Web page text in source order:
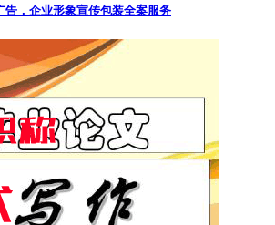
告，企业形象宣传包装全案服务